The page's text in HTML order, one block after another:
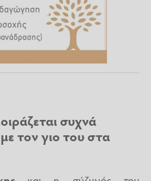
συχνά
τον γιο του στα